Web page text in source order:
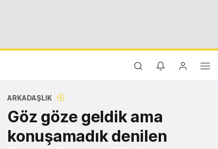
ARKADAŞLIK
Göz göze geldik ama
konuşamadık denilen